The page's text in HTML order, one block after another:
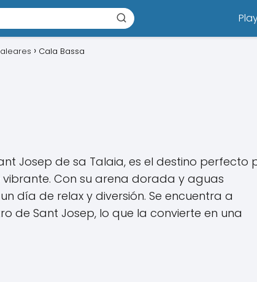
Cala Bassa
Josep de sa Talaia, es el destino perfecto
Con su arena dorada y aguas
día de relax y diversión. Se encuentra a
de Sant Josep, lo que la convierte en una